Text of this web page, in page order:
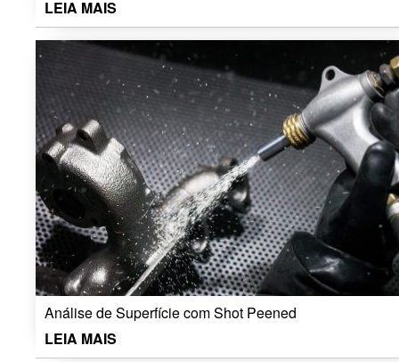
LEIA MAIS
Análise de Superfície com Shot Peened
LEIA MAIS